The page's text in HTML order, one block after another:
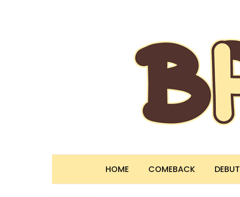
HOME COMEBACK DEBUT